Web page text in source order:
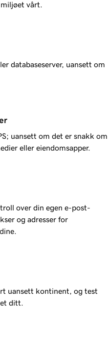
vårt.
databaseserver, uansett om
uansett om det er snakk om
eller eiendomsapper.
over din egen e-post-
og adresser for
uansett kontinent, og test
ditt.